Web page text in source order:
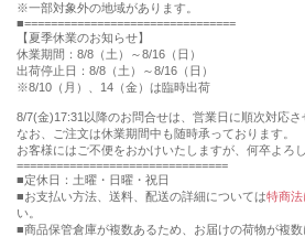
※一部対象外の地域があります。
================================
【夏季休業のお知らせ】
休業期間：8/8（土）～8/16（日）
出荷停止日：8/8（土）～8/16（日）
※8/10（月）、14（金）は臨時出荷
8/7(金)17:31以降のお問合せは、営業日に順次対応さ
なお、ご注文は休業期間中も随時承っております。
お客様にはご不便をおかけいたしますが、何卒よろ
================================
■定休日：土曜・日曜・祝日
■お支払い方法、送料、配送の詳細については特商
い。
■商品保管倉庫が複数あるため、お届けの荷物が複数